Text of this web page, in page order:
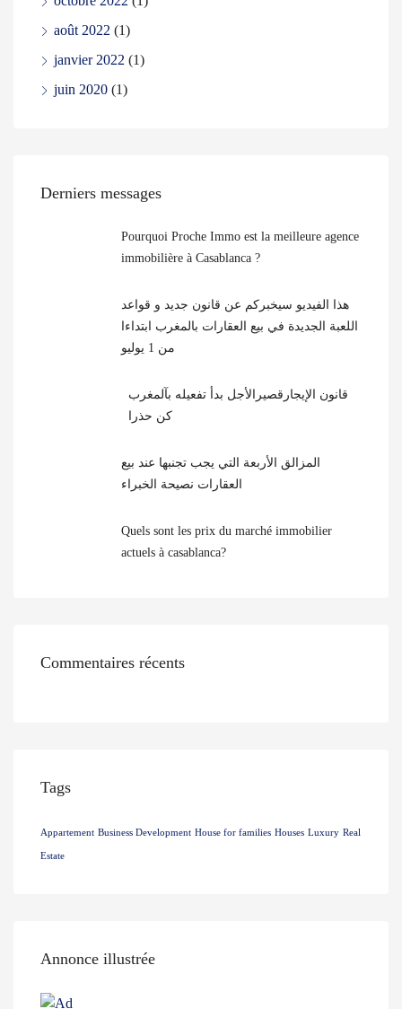
août 2022 (1)
janvier 2022 (1)
juin 2020 (1)
Derniers messages
Pourquoi Proche Immo est la meilleure agence
immobilière à Casablanca ?
هذا الفيديو سيخبركم عن قانون جديد و قواعد
اللعبة الجديدة في بيع العقارات بالمغرب ابتداءا
من 1 يوليو
قانون الإيجارقصيرالأجل بدأ تفعيله بآلمغرب
كن حذرا
المزالق الأربعة التي يجب تجنبها عند بيع
العقارات نصيحة الخبراء
Quels sont les prix du marché immobilier
actuels à casablanca?
Commentaires récents
Tags
Appartement Business Development House for families Houses Luxury Real
Estate
Annonce illustrée